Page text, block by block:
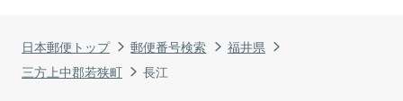
日本郵便トップ 郵便番号検索
福井県
三方上中郡若狭町
長江